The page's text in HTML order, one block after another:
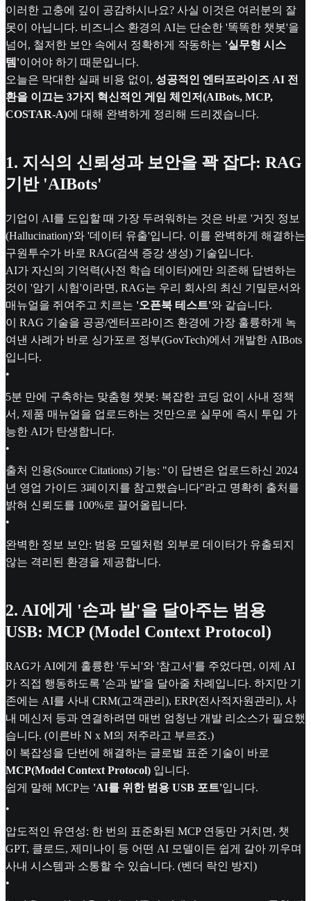
이러한 고충에 깊이 공감하시나요? 사실 이것은 여러분의 잘
못이 아닙니다. 비즈니스 환경의 AI는 단순한 '똑똑한 챗봇'을
넘어, 철저한 보안 속에서 정확하게 작동하는 '실무형 시스
템'이어야 하기 때문입니다.
오늘은 막대한 실패 비용 없이, 성공적인 엔터프라이즈 AI 전
환을 이끄는 3가지 혁신적인 게임 체인저(AIBots, MCP,
COSTAR-A)에 대해 완벽하게 정리해 드리겠습니다.
1. 지식의 신뢰성과 보안을 꽉 잡다: RAG
기반 'AIBots'
기업이 AI를 도입할 때 가장 두려워하는 것은 바로 '거짓 정보
(Hallucination)'와 '데이터 유출'입니다. 이를 완벽하게 해결하는
구원투수가 바로 RAG(검색 증강 생성) 기술입니다.
AI가 자신의 기억력(사전 학습 데이터)에만 의존해 답변하는
것이 '암기 시험'이라면, RAG는 우리 회사의 최신 기밀문서와
매뉴얼을 쥐여주고 치르는 '오픈북 테스트'와 같습니다.
이 RAG 기술을 공공/엔터프라이즈 환경에 가장 훌륭하게 녹
여낸 사례가 바로 싱가포르 정부(GovTech)에서 개발한 AIBots
입니다.
•
5분 만에 구축하는 맞춤형 챗봇: 복잡한 코딩 없이 사내 정책
서, 제품 매뉴얼을 업로드하는 것만으로 실무에 즉시 투입 가
능한 AI가 탄생합니다.
•
출처 인용(Source Citations) 기능: "이 답변은 업로드하신 2024
년 영업 가이드 3페이지를 참고했습니다"라고 명확히 출처를
밝혀 신뢰도를 100%로 끌어올립니다.
•
완벽한 정보 보안: 범용 모델처럼 외부로 데이터가 유출되지
않는 격리된 환경을 제공합니다.
2. AI에게 '손과 발'을 달아주는 범용
USB: MCP (Model Context Protocol)
RAG가 AI에게 훌륭한 '두뇌'와 '참고서'를 주었다면, 이제 AI
가 직접 행동하도록 '손과 발'을 달아줄 차례입니다. 하지만 기
존에는 AI를 사내 CRM(고객관리), ERP(전사적자원관리), 사
내 메신저 등과 연결하려면 매번 엄청난 개발 리소스가 필요했
습니다. (이른바 N x M의 저주라고 부르죠.)
이 복잡성을 단번에 해결하는 글로벌 표준 기술이 바로
MCP(Model Context Protocol) 입니다.
쉽게 말해 MCP는 'AI를 위한 범용 USB 포트'입니다.
•
압도적인 유연성: 한 번의 표준화된 MCP 연동만 거치면, 챗
GPT, 클로드, 제미나이 등 어떤 AI 모델이든 쉽게 갈아 끼우며
사내 시스템과 소통할 수 있습니다. (벤더 락인 방지)
•